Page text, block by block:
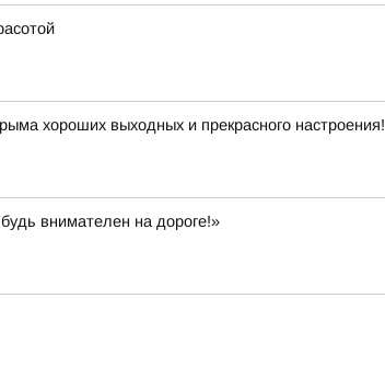
хороших выходных и прекрасного настроения!
внимателен на дороге!»